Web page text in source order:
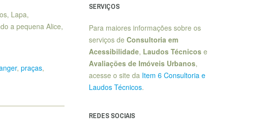
Lapa,
a pequena Alice,
, praças,
SERVIÇOS
Para maiores informações sobre os
serviços de Consultoria em
Acessibilidade, Laudos Técnicose
Avaliações de Imóveis Urbanos,
acesse o site da Item 6 Consultoria e
Laudos Técnicos.
REDES SOCIAIS